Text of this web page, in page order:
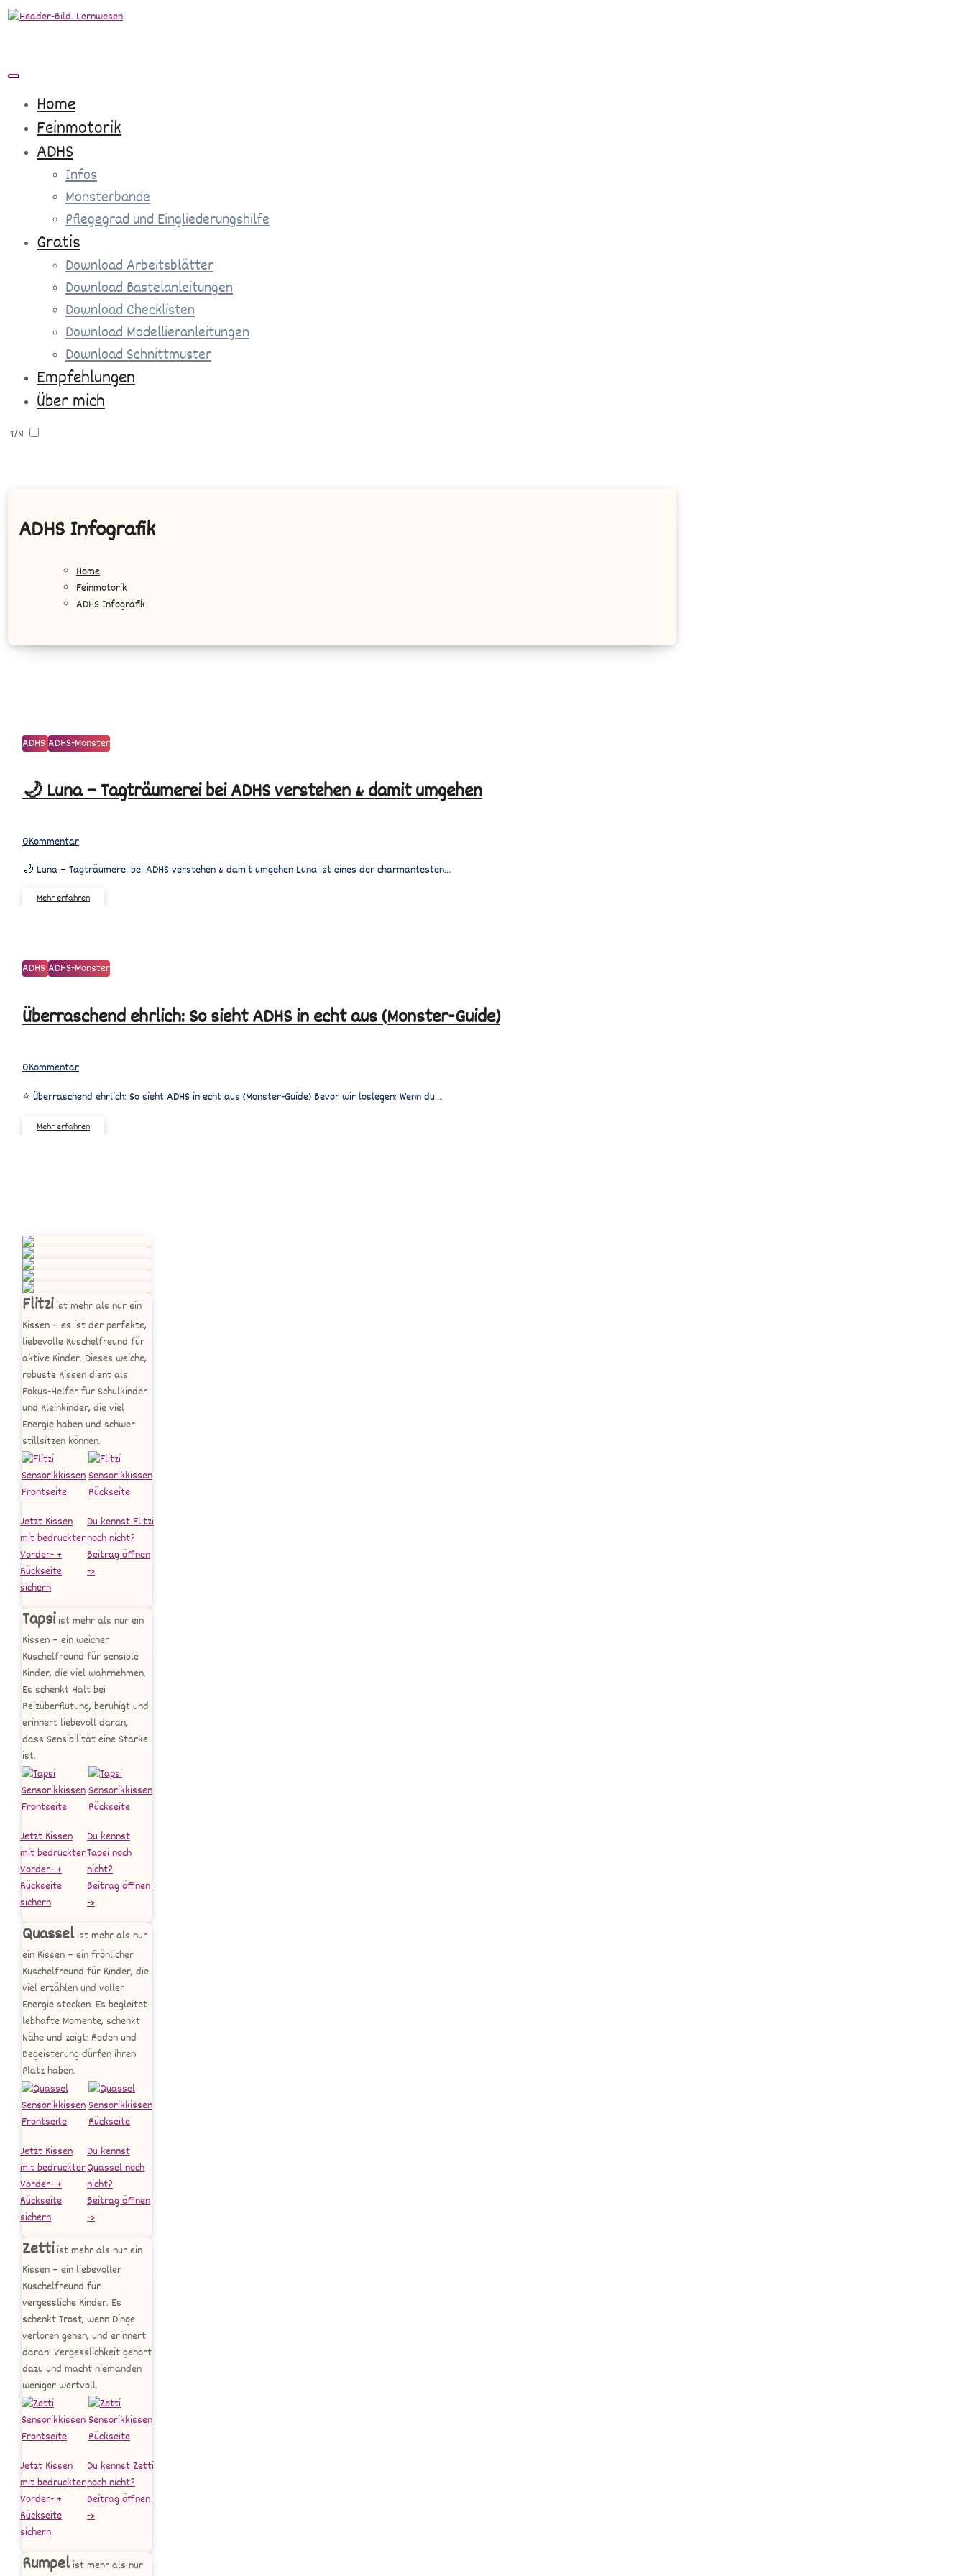
Zum
Home
Feinmotorik
ADHS
Infos
Monsterbande
Pflegegrad und Eingliederungshilfe
Gratis
Download Arbeitsblätter
Download Bastelanleitungen
Download Checklisten
Download Modellieranleitungen
Download Schnittmuster
Empfehlungen
Über mich
T/N
ADHS Infografik
Home
Feinmotorik
ADHS Infografik
Luna
Tagträumerei
verstehen
damit
ADHSADHS-Monster
🌙 Luna – Tagträumerei bei ADHS verstehen & damit umgehen
0Kommentar
🌙 Luna – Tagträumerei bei ADHS verstehen & damit umgehen Luna ist eines der charmantesten…
Mehr erfahren
Überraschend
ehrlich:
sieht
ADHS
echt
(Monster-
ADHSADHS-Monster
Überraschend ehrlich: So sieht ADHS in echt aus (Monster-Guide)
0Kommentar
⭐ Überraschend ehrlich: So sieht ADHS in echt aus (Monster-Guide) Bevor wir loslegen: Wenn du…
Mehr erfahren
Flitziist mehr als nur ein
Kissen – es ist der perfekte,
liebevolle Kuschelfreund für
aktive Kinder. Dieses weiche,
robuste Kissen dient als
Fokus-Helfer für Schulkinder
und Kleinkinder, die viel
Energie haben und schwer
stillsitzen können.
Jetzt Kissen
mit bedruckter
Vorder- +
Rückseite
sichern
Du kennst Flitzi
noch nicht?
Beitrag öffnen
->
Tapsiist mehr als nur ein
Kissen – ein weicher
Kuschelfreund für sensible
Kinder, die viel wahrnehmen.
Es schenkt Halt bei
Reizüberflutung, beruhigt und
erinnert liebevoll daran,
dass Sensibilität eine Stärke
ist.
Jetzt Kissen
mit bedruckter
Vorder- +
Rückseite
sichern
Du kennst
Tapsi noch
nicht?
Beitrag öffnen
->
Quasselist mehr als nur
ein Kissen – ein fröhlicher
Kuschelfreund für Kinder, die
viel erzählen und voller
Energie stecken. Es begleitet
lebhafte Momente, schenkt
Nähe und zeigt: Reden und
Begeisterung dürfen ihren
Platz haben.
Jetzt Kissen
mit bedruckter
Vorder- +
Rückseite
sichern
Du kennst
Quassel noch
nicht?
Beitrag öffnen
->
Zettiist mehr als nur ein
Kissen – ein liebevoller
Kuschelfreund für
vergessliche Kinder. Es
schenkt Trost, wenn Dinge
verloren gehen, und erinnert
daran: Vergesslichkeit gehört
dazu und macht niemanden
weniger wertvoll.
Jetzt Kissen
mit bedruckter
Vorder- +
Rückseite
sichern
Du kennst Zetti
noch nicht?
Beitrag öffnen
->
Rumpelist mehr als nur